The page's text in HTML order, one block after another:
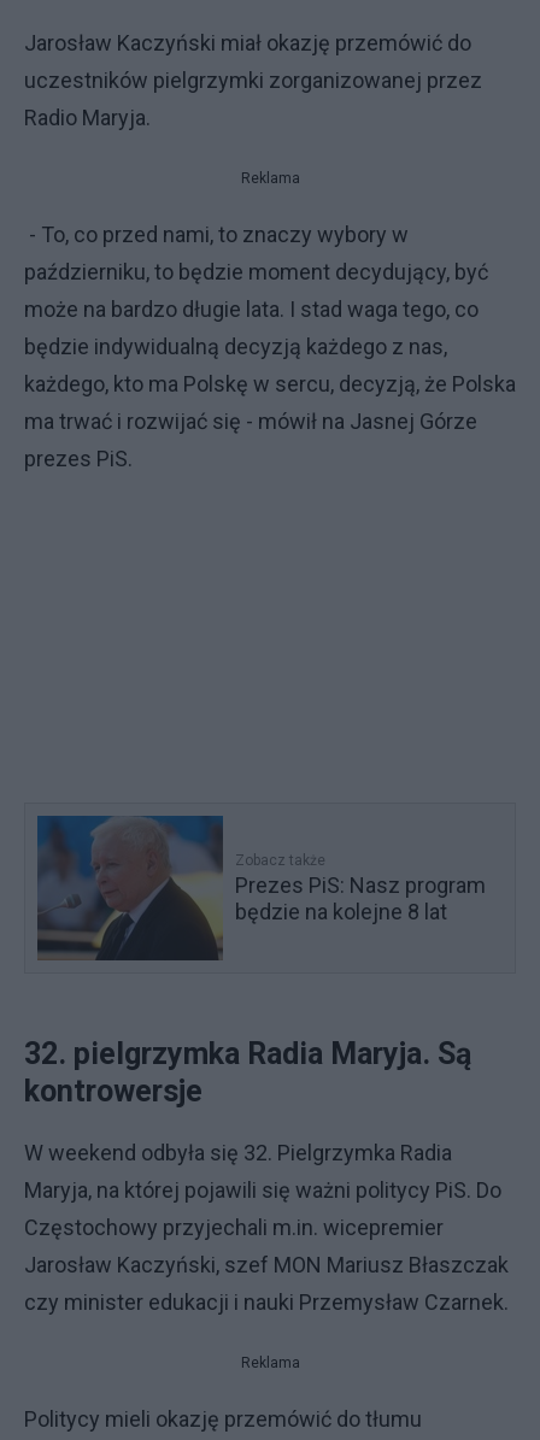
Jarosław Kaczyński miał okazję przemówić do
uczestników pielgrzymki zorganizowanej przez
Radio Maryja.
Reklama
- To, co przed nami, to znaczy wybory w
październiku, to będzie moment decydujący, być
może na bardzo długie lata. I stad waga tego, co
będzie indywidualną decyzją każdego z nas,
każdego, kto ma Polskę w sercu, decyzją, że Polska
ma trwać i rozwijać się - mówił na Jasnej Górze
prezes PiS.
Zobacz także
Prezes PiS: Nasz program
będzie na kolejne 8 lat
32. pielgrzymka Radia Maryja. Są
kontrowersje
W weekend odbyła się 32. Pielgrzymka Radia
Maryja, na której pojawili się ważni politycy PiS. Do
Częstochowy przyjechali m.in. wicepremier
Jarosław Kaczyński, szef MON Mariusz Błaszczak
czy minister edukacji i nauki Przemysław Czarnek.
Reklama
Politycy mieli okazję przemówić do tłumu